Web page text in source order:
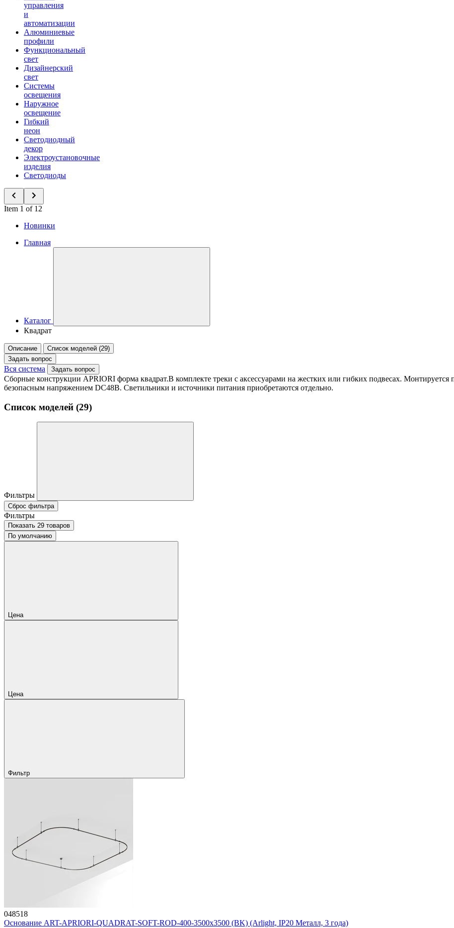
управления
и
автоматизации
Алюминиевые
профили
Функциональный
свет
Дизайнерский
свет
Системы
освещения
Наружное
освещение
Гибкий
неон
Светодиодный
декор
Электроустановочные
изделия
Светодиоды
Item 1 of 12
Новинки
Главная
Каталог
Квадрат
Описание
Список моделей (29)
Задать вопрос
Вся система Задать вопрос
Сборные конструкции APRIORI форма квадрат.В комплекте треки с аксессуарами на жестких или гибких подвесах.
безопасным напряжением DC48В. Светильники и источники питания приобретаются отдельно.
Список моделей (29)
Фильтры
Сброс фильтра
Фильтры
Показать 29 товаров
По умолчанию
Цена
Цена
Фильтр
048518
Основание ART-APRIORI-QUADRAT-SOFT-ROD-400-3500x3500 (BK) (Arlight, IP20 Металл, 3 года)